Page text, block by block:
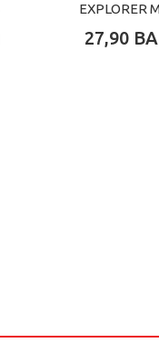
EXPLORER
27,90